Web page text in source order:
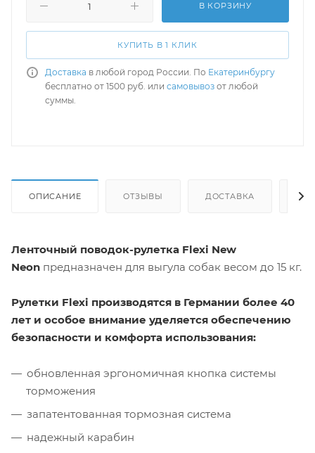
В КОРЗИНУ
КУПИТЬ В 1 КЛИК
Доставка в любой город России. По Екатеринбургу
бесплатно от 1500 руб. или самовывоз от любой
суммы.
ОПИСАНИЕ ОТЗЫВЫ ДОСТАВКА
Ленточный поводок-рулетка Flexi New
Neon предназначен для выгула собак весом до 15 кг.
Рулетки Flexi производятся в Германии более 40
лет и особое внимание уделяется обеспечению
безопасности и комфорта использования:
обновленная эргономичная кнопка системы
торможения
запатентованная тормозная система
надежный карабин